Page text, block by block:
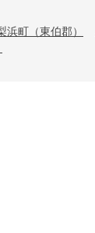
浜町（東伯郡）